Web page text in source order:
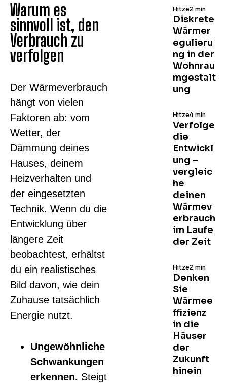
Warum es
sinnvoll ist, den
Verbrauch zu
verfolgen
Der Wärmeverbrauch
hängt von vielen
Faktoren ab: vom
Wetter, der
Dämmung deines
Hauses, deinem
Heizverhalten und
der eingesetzten
Technik. Wenn du die
Entwicklung über
längere Zeit
beobachtest, erhältst
du ein realistisches
Bild davon, wie dein
Zuhause tatsächlich
Energie nutzt.
Ungewöhnliche
Schwankungen
erkennen. Steigt
Diskrete
Wärmer
egulieru
ng in der
Wohnrau
mgestalt
ung
Hitze2 min
Verfolge
die
Entwickl
ung –
vergleic
he
deinen
Wärmev
erbrauch
im Laufe
der Zeit
Hitze4 min
Denken
Sie
Wärmee
ffizienz
in die
Häuser
der
Zukunft
hinein
Hitze2 min